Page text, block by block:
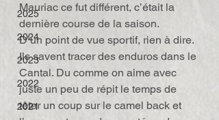
2025
2024
2023
2022
2021
Mauriac ce fut différent, c’était la
dernière course de la saison.
D’un point de vue sportif, rien à dire.
Ils savent tracer des enduros dans le
Cantal. Du comme on aime avec
juste un peu de répit le temps de
têter un coup sur le camel back et